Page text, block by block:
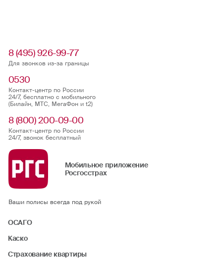
8 (495) 926-99-77
Для звонков из-за границы
0530
Контакт-центр по России
24/7, бесплатно с мобильного
(Билайн, МТС, МегаФон и t2)
8 (800) 200-09-00
Контакт-центр по России
24/7, звонок бесплатный
Мобильное приложение
Росгосстрах
Ваши полисы всегда под рукой
ОСАГО
Каско
Страхование квартиры